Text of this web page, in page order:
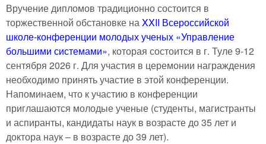
Вручение дипломов традиционно состоится в
торжественной обстановке наXXII Всероссийской
школе-конференции молодых ученых «Управление
большими системами», которая состоится в г. Туле 9-12
сентября 2026 г. Для участия в церемонии награждения
необходимо принять участие в этой конференции.
Напоминаем, что к участию в конференции
приглашаются молодые ученые (студенты, магистранты
и аспиранты, кандидаты наук в возрасте до 35 лет и
доктора наук – в возрасте до 39 лет).